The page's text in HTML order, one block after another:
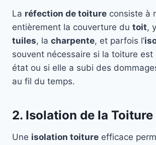
La réfection de toiture consiste à
entièrement la couverture du toit,
tuiles, la charpente, et parfois l’
souvent nécessaire si la toiture est
état ou si elle a subi des
au fil du temps.
2. Isolation de la Toiture
Une isolation toiture efficace